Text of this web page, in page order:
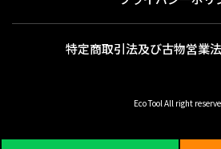
特定商取引法及び古物営業
Eco Tool All right